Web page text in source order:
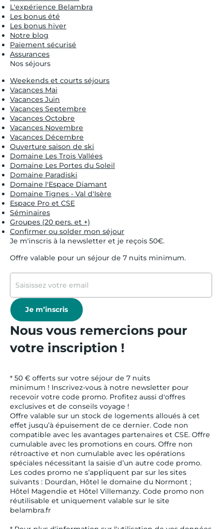
L'expérience Belambra
Les bonus été
Les bonus hiver
Notre blog
Paiement sécurisé
Assurances
Nos séjours
Weekends et courts séjours
Vacances Mai
Vacances Juin
Vacances Septembre
Vacances Octobre
Vacances Novembre
Vacances Décembre
Ouverture saison de ski
Domaine Les Trois Vallées
Domaine Les Portes du Soleil
Domaine Paradiski
Domaine l'Espace Diamant
Domaine Tignes - Val d'Isère
Espace Pro et CSE
Séminaires
Groupes (20 pers. et +)
Confirmer ou solder mon séjour
Je m'inscris à la newsletter et je reçois 50€.
Offre valable pour un séjour de 7 nuits minimum.
Je m’inscris
Nous vous remercions pour
votre inscription !
* 50 € offerts sur votre séjour de 7 nuits
minimum ! Inscrivez-vous à notre newsletter pour
recevoir votre code promo. Profitez aussi d'offres
exclusives et de conseils voyage !
Offre valable sur un stock de logements alloués à cet
effet jusqu’à épuisement de ce dernier. Code non
compatible avec les avantages partenaires et CSE. Offre
cumulable avec les promotions en cours. Offre non
rétroactive et non cumulable avec les opérations
spéciales nécessitant la saisie d’un autre code promo.
Les codes promo ne s’appliquent par sur les sites
suivants : Dourdan, Hôtel le domaine du Normont ;
Hôtel Magendie et Hôtel Villemanzy. Code promo non
réutilisable et uniquement valable sur le site
belambra.fr